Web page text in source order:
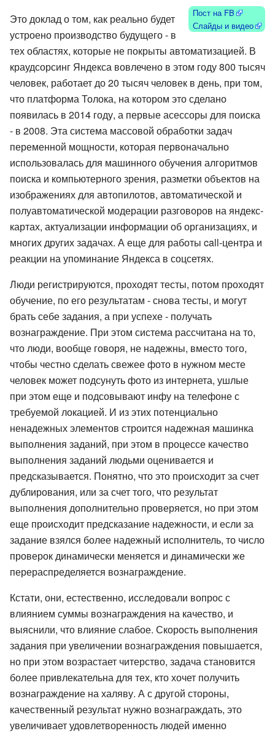
Пост на FB
Слайды и видео
Это доклад о том, как реально будет
устроено производство будущего - в
тех областях, которые не покрыты автоматизацией. В
краудсорсинг Яндекса вовлечено в этом году 800 тысяч
человек, работает до 20 тысяч человек в день, при том,
что платформа Толока, на котором это сделано
появилась в 2014 году, а первые асессоры для поиска
- в 2008. Эта система массовой обработки задач
переменной мощности, которая первоначально
использовалась для машинного обучения алгоритмов
поиска и компьютерного зрения, разметки объектов на
изображениях для автопилотов, автоматической и
полуавтоматической модерации разговоров на яндекс-
картах, актуализации информации об организациях, и
многих других задачах. А еще для работы call-центра и
реакции на упоминание Яндекса в соцсетях.
Люди регистрируются, проходят тесты, потом проходят
обучение, по его результатам - снова тесты, и могут
брать себе задания, а при успехе - получать
вознаграждение. При этом система рассчитана на то,
что люди, вообще говоря, не надежны, вместо того,
чтобы честно сделать свежее фото в нужном месте
человек может подсунуть фото из интернета, ушлые
при этом еще и подсовывают инфу на телефоне с
требуемой локацией. И из этих потенциально
ненадежных элементов строится надежная машинка
выполнения заданий, при этом в процессе качество
выполнения заданий людьми оценивается и
предсказывается. Понятно, что это происходит за счет
дублирования, или за счет того, что результат
выполнения дополнительно проверяется, но при этом
еще происходит предсказание надежности, и если за
задание взялся более надежный исполнитель, то число
проверок динамически меняется и динамически же
перераспределяется вознаграждение.
Кстати, они, естественно, исследовали вопрос с
влиянием суммы вознаграждения на качество, и
выяснили, что влияние слабое. Скорость выполнения
задания при увеличении вознаграждения повышается,
но при этом возрастает читерство, задача становится
более привлекательна для тех, кто хочет получить
вознаграждение на халяву. А с другой стороны,
качественный результат нужно вознаграждать, это
увеличивает удовлетворенность людей именно